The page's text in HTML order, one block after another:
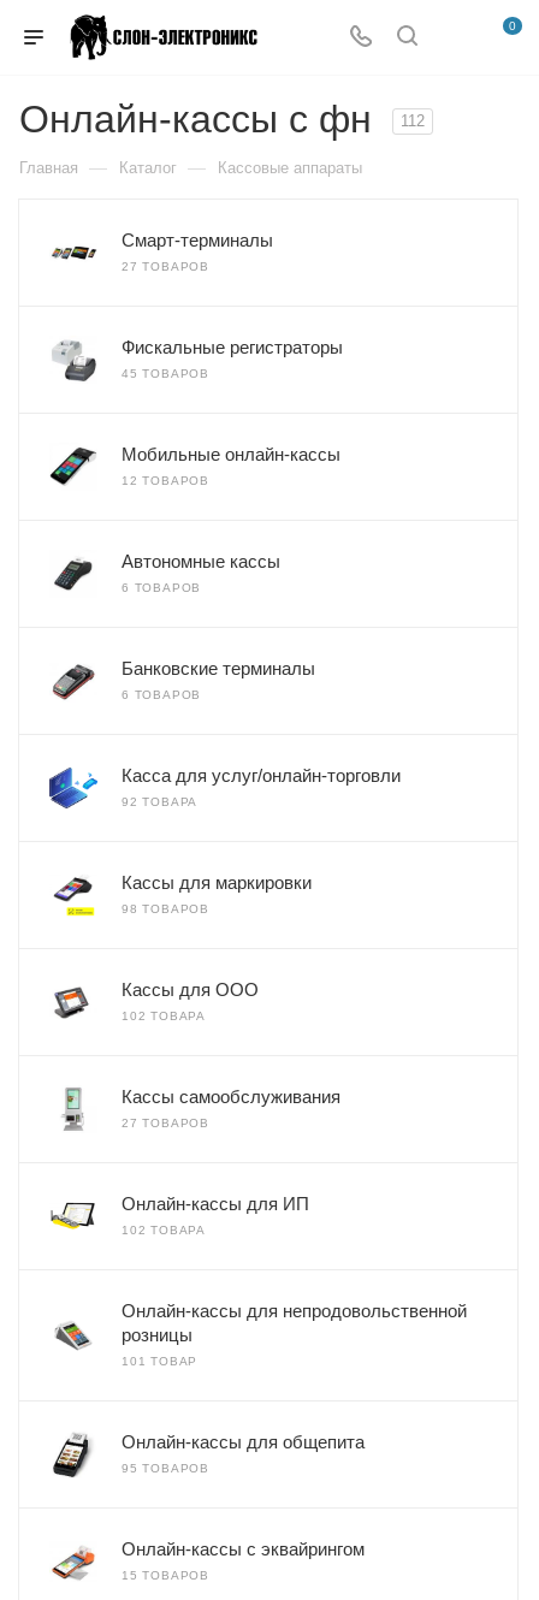
0
Онлайн-кассы с фн 112
Главная — Каталог — Кассовые аппараты
Смарт-терминалы
27 ТОВАРОВ
Фискальные регистраторы
45 ТОВАРОВ
Мобильные онлайн-кассы
12 ТОВАРОВ
Автономные кассы
6 ТОВАРОВ
Банковские терминалы
6 ТОВАРОВ
Касса для услуг/онлайн-торговли
92 ТОВАРА
Кассы для маркировки
98 ТОВАРОВ
Кассы для ООО
102 ТОВАРА
Кассы самообслуживания
27 ТОВАРОВ
Онлайн-кассы для ИП
102 ТОВАРА
Онлайн-кассы для непродовольственной
розницы
101 ТОВАР
Онлайн-кассы для общепита
95 ТОВАРОВ
Онлайн-кассы с эквайрингом
15 ТОВАРОВ